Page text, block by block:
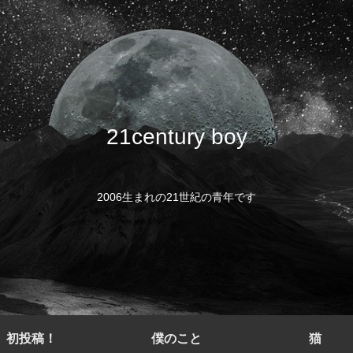
21century boy
2006生まれの21世紀の青年です
初投稿！ 僕のこと 猫